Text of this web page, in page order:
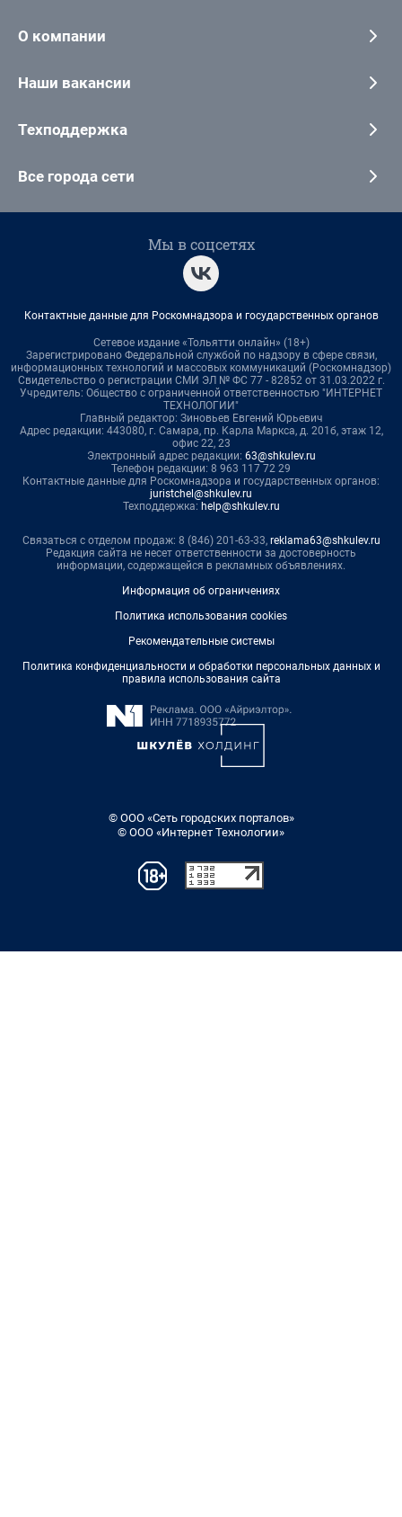
О компании
Наши вакансии
Техподдержка
Все города сети
Мы в соцсетях
Контактные данные для Роскомнадзора и государственных органов
Сетевое издание «Тольятти онлайн» (18+)
Зарегистрировано Федеральной службой по надзору в сфере связи,
информационных технологий и массовых коммуникаций (Роскомнадзор)
Свидетельство о регистрации СМИ ЭЛ № ФС 77 - 82852 от 31.03.2022 г.
Учредитель: Общество с ограниченной ответственностью "ИНТЕРНЕТ
ТЕХНОЛОГИИ"
Главный редактор: Зиновьев Евгений Юрьевич
Адрес редакции: 443080, г. Самара, пр. Карла Маркса, д. 201б, этаж 12,
офис 22, 23
Электронный адрес редакции: 63@shkulev.ru
Телефон редакции: 8 963 117 72 29
Контактные данные для Роскомнадзора и государственных органов:
juristchel@shkulev.ru
Техподдержка: help@shkulev.ru
Связаться с отделом продаж: 8 (846) 201-63-33, reklama63@shkulev.ru
Редакция сайта не несет ответственности за достоверность
информации, содержащейся в рекламных объявлениях.
Информация об ограничениях
Политика использования cookies
Рекомендательные системы
Политика конфиденциальности и обработки персональных данных и
правила использования сайта
© ООО «Сеть городских порталов»
© ООО «Интернет Технологии»